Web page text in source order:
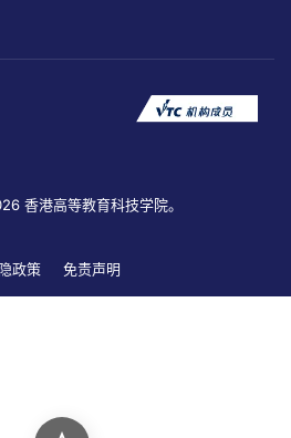
香港高等教育科技学院。
政策 免责声明